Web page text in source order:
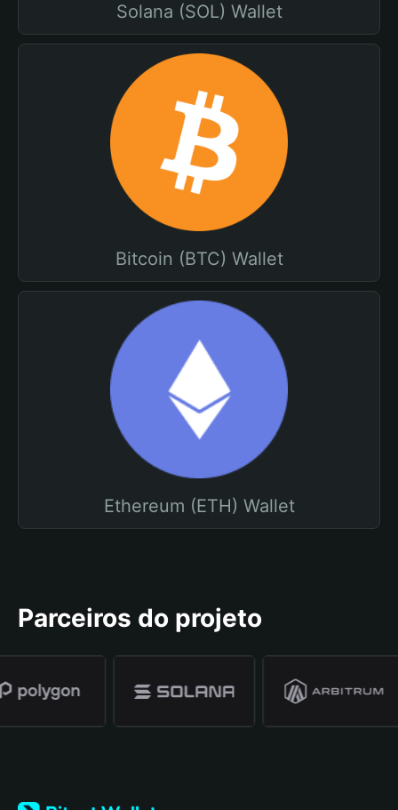
Solana (SOL) Wallet
Bitcoin (BTC) Wallet
Ethereum (ETH) Wallet
Parceiros do projeto